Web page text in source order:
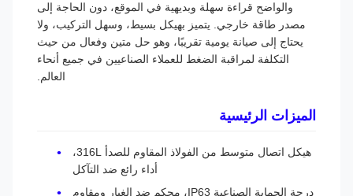
والواضح قراءة سهلة وبديهية في الموقع، دون الحاجة إلى
مصدر طاقة خارجي. يتميز بهيكل بسيط، وسهل التركيب، ولا
يحتاج إلى صيانة يومية تقريبًا، وهو حل متين وفعال من حيث
التكلفة لمراقبة الضغط للعملاء الصناعيين في جميع أنحاء
العالم.
الميزات الرئيسية
أداء رائع ضد التآكل
درجة الحماية الصناعية IP63، محكم ضد الغبار ومقاوم